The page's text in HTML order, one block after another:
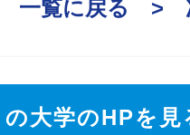
一覧に戻る >
の大学のHPを見